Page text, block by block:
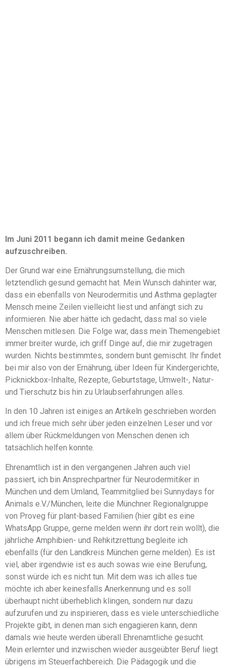
Im Juni 2011 begann ich damit meine Gedanken
aufzuschreiben.
Der Grund war eine Ernährungsumstellung, die mich
letztendlich gesund gemacht hat. Mein Wunsch dahinter war,
dass ein ebenfalls von Neurodermitis und Asthma geplagter
Mensch meine Zeilen vielleicht liest und anfängt sich zu
informieren. Nie aber hätte ich gedacht, dass mal so viele
Menschen mitlesen. Die Folge war, dass mein Themengebiet
immer breiter wurde, ich griff Dinge auf, die mir zugetragen
wurden. Nichts bestimmtes, sondern bunt gemischt. Ihr findet
bei mir also von der Ernährung, über Ideen für Kindergerichte,
Picknickbox-Inhalte, Rezepte, Geburtstage, Umwelt-, Natur-
und Tierschutz bis hin zu Urlaubserfahrungen alles.
In den 10 Jahren ist einiges an Artikeln geschrieben worden
und ich freue mich sehr über jeden einzelnen Leser und vor
allem über Rückmeldungen von Menschen denen ich
tatsächlich helfen konnte.
Ehrenamtlich ist in den vergangenen Jahren auch viel
passiert, ich bin Ansprechpartner für Neurodermitiker in
München und dem Umland, Teammitglied bei Sunnydays for
Animals e.V./München, leite die Münchner Regionalgruppe
von Proveg für plant-based Familien (hier gibt es eine
WhatsApp Gruppe, gerne melden wenn ihr dort rein wollt), die
jährliche Amphibien- und Rehkitzrettung begleite ich
ebenfalls (für den Landkreis München gerne melden). Es ist
viel, aber irgendwie ist es auch sowas wie eine Berufung,
sonst würde ich es nicht tun. Mit dem was ich alles tue
möchte ich aber keinesfalls Anerkennung und es soll
überhaupt nicht überheblich klingen, sondern nur dazu
aufzurufen und zu inspirieren, dass es viele unterschiedliche
Projekte gibt, in denen man sich engagieren kann, denn
damals wie heute werden überall Ehrenamtliche gesucht.
Mein erlernter und inzwischen wieder ausgeübter Beruf liegt
übrigens im Steuerfachbereich. Die Pädagogik und die